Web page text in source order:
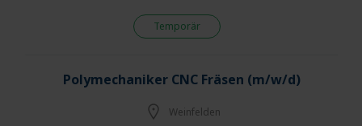
Temporär
Polymechaniker CNC Fräsen (m/w/d)
Weinfelden